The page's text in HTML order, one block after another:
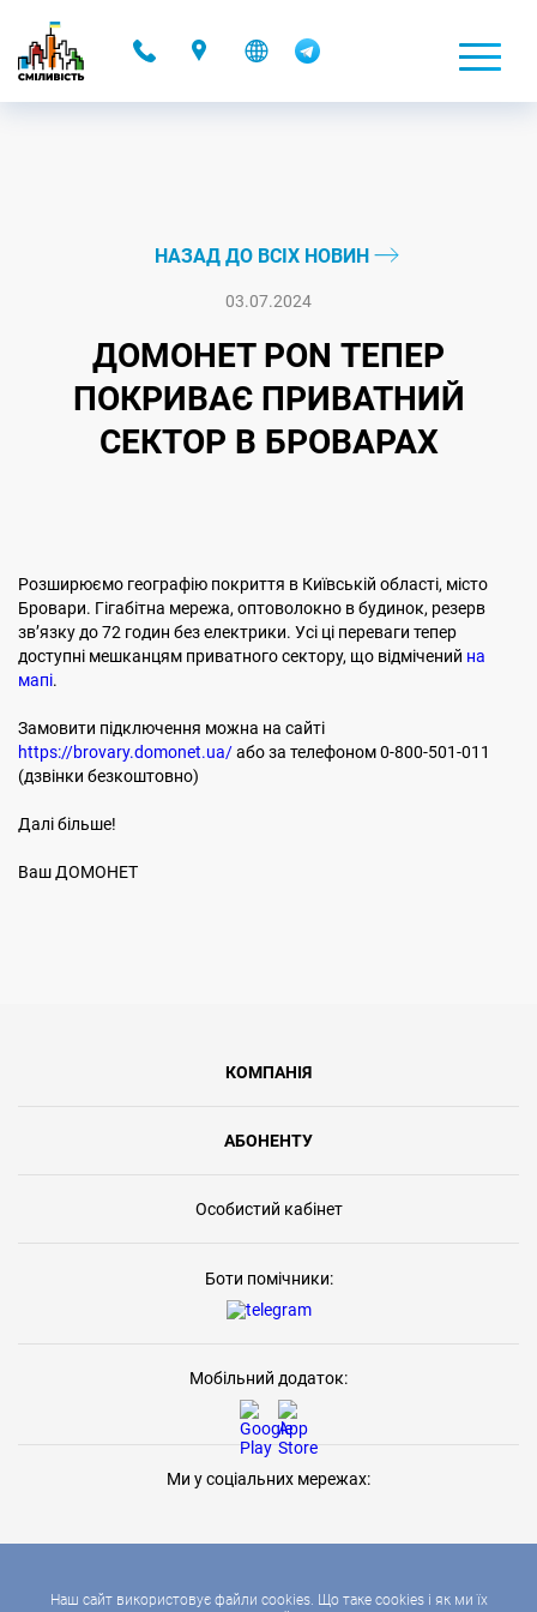
Наш сайт використовує файли cookies. Що таке cookies і як ми їх
НАЗАД ДО ВСІХ НОВИН
03.07.2024
ДОМОНЕТ PON ТЕПЕР
ПОКРИВАЄ ПРИВАТНИЙ
СЕКТОР В БРОВАРАХ
Розширюємо географію покриття в Київській області, місто
Бровари. Гігабітна мережа, оптоволокно в будинок, резерв
звʼязку до 72 годин без електрики. Усі ці переваги тепер
доступні мешканцям приватного сектору, що відмічений на
мапі.
Замовити підключення можна на сайті
https://brovary.domonet.ua/або за телефоном 0-800-501-011
(дзвінки безкоштовно)
Далі більше!
Ваш ДОМОНЕТ
КОМПАНІЯ
АБОНЕНТУ
Особистий кабінет
Боти помічники:
Мобільний додаток:
Ми у соціальних мережах: